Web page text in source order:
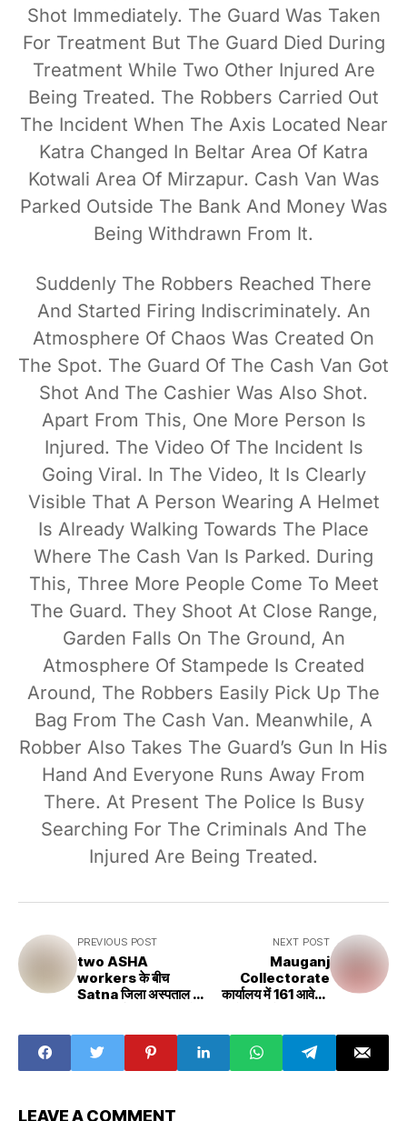
Shot Immediately. The Guard Was Taken
For Treatment But The Guard Died During
Treatment While Two Other Injured Are
Being Treated. The Robbers Carried Out
The Incident When The Axis Located Near
Katra Changed In Beltar Area Of Katra
Kotwali Area Of Mirzapur. Cash Van Was
Parked Outside The Bank And Money Was
Being Withdrawn From It.
Suddenly The Robbers Reached There
And Started Firing Indiscriminately. An
Atmosphere Of Chaos Was Created On
The Spot. The Guard Of The Cash Van Got
Shot And The Cashier Was Also Shot.
Apart From This, One More Person Is
Injured. The Video Of The Incident Is
Going Viral. In The Video, It Is Clearly
Visible That A Person Wearing A Helmet
Is Already Walking Towards The Place
Where The Cash Van Is Parked. During
This, Three More People Come To Meet
The Guard. They Shoot At Close Range,
Garden Falls On The Ground, An
Atmosphere Of Stampede Is Created
Around, The Robbers Easily Pick Up The
Bag From The Cash Van. Meanwhile, A
Robber Also Takes The Guard’s Gun In His
Hand And Everyone Runs Away From
There. At Present The Police Is Busy
Searching For The Criminals And The
Injured Are Being Treated.
PREVIOUS POST
two ASHA
workers के बीच
Satna जिला अस्पताल में
NEXT POST
Mauganj
Collectorate
कार्यालय में 161 आवेदन
LEAVE A COMMENT